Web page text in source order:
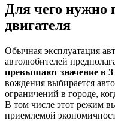
Для чего нужно
двигателя
Обычная эксплуатация
автолюбителей
превышают значение в
вождения выбирается
ограничений в городе,
В том числе этот режим
приемлемой